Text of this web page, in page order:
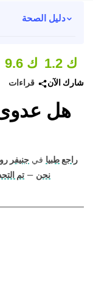
دليل الصحة
9.6 ك
قراءات
1.2 ك
شارك الآن
هل عدوى
راجع طبيا في جنيفر
نحن — تم